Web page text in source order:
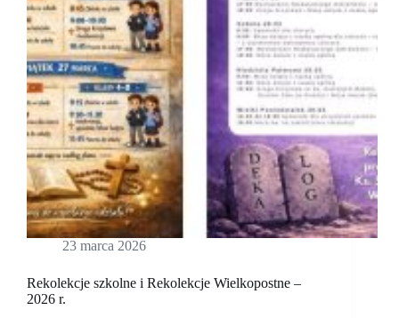
23 marca 2026
Rekolekcje szkolne i Rekolekcje Wielkopostne –
2026 r.